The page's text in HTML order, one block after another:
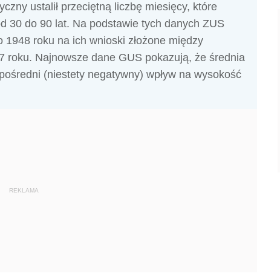
ustalił przeciętną liczbę miesięcy, które
30 do 90 lat. Na podstawie tych danych ZUS
roku na ich wnioski złożone między
roku. Najnowsze dane GUS pokazują, że średnia
(niestety negatywny) wpływ na wysokość
REKLAMA